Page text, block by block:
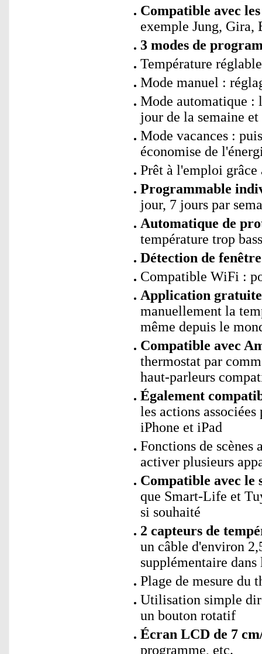
Compatible avec
exemple Jung, Gira,
3 modes de
Température
Mode manuel :
Mode automatique :
jour de la semaine
Mode vacances :
économise de
Prêt à l'emploi
Programmable
jour, 7 jours par
Automatique de
température trop
Détection de
Compatible WiFi :
Application
manuellement la
même depuis le
Compatible avec
thermostat par
haut-parleurs
Également
les actions
iPhone et iPad
Fonctions de scènes
activer plusieurs
Compatible avec le
que Smart-Life et
si souhaité
2 capteurs de
un câble d'environ
supplémentaire
Plage de mesure du
Utilisation simple
un bouton rotatif
Écran LCD de 7
programme, etc.